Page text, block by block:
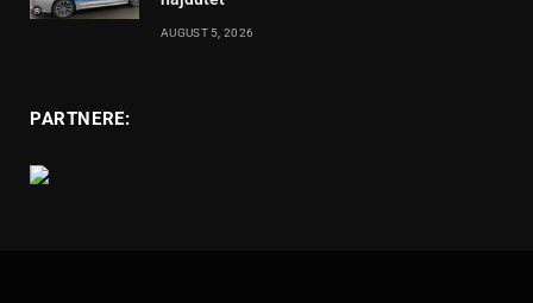
AUGUST 5, 2026
PARTNERE: